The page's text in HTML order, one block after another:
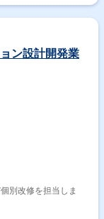
ン設計開発業
別改修を担当しま